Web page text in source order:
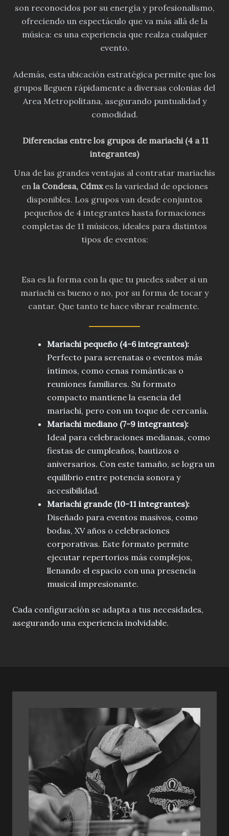
son reconocidos por su energía y profesionalismo,
ofreciendo un espectáculo que va más allá de la
música: es una experiencia que realza cualquier
evento.
Además, esta ubicación estratégica permite que los
grupos lleguen rápidamente a diversas colonias del
Area Metropolitana, asegurando puntualidad y
comodidad.
Diferencias entre los grupos de mariachi (4 a 11
integrantes)
Una de las grandes ventajas al contratar mariachis
en la Condesa, Cdmxes la variedad de opciones
disponibles. Los grupos van desde conjuntos
pequeños de 4 integrantes hasta formaciones
completas de 11 músicos, ideales para distintos
tipos de eventos:
Esa es la forma con la que tu puedes saber si un
mariachi es bueno o no, por su forma de tocar y
cantar. Que tanto te hace vibrar realmente.
Mariachi pequeño (4-6 integrantes):
Perfecto para serenatas o eventos más
íntimos, como cenas románticas o
reuniones familiares. Su formato
compacto mantiene la esencia del
mariachi, pero con un toque de cercanía.
Mariachi mediano (7-9 integrantes):
Ideal para celebraciones medianas, como
fiestas de cumpleaños, bautizos o
aniversarios. Con este tamaño, se logra un
equilibrio entre potencia sonora y
accesibilidad.
Mariachi grande (10-11 integrantes):
Diseñado para eventos masivos, como
bodas, XV años o celebraciones
corporativas. Este formato permite
ejecutar repertorios más complejos,
llenando el espacio con una presencia
musical impresionante.
Cada configuración se adapta a tus necesidades,
asegurando una experiencia inolvidable.